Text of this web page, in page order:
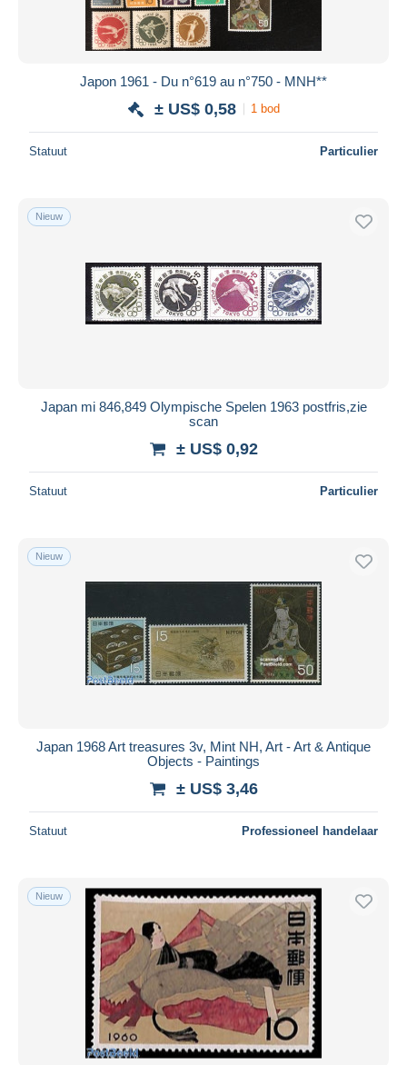
Japon 1961 - Du n°619 au n°750 - MNH**
± US$ 0,58 1 bod
Statuut Particulier
Nieuw
Japan mi 846,849 Olympische Spelen 1963 postfris,zie
scan
± US$ 0,92
Statuut Particulier
Nieuw
Japan 1968 Art treasures 3v, Mint NH, Art - Art & Antique
Objects - Paintings
± US$ 3,46
Statuut Professioneel handelaar
Nieuw